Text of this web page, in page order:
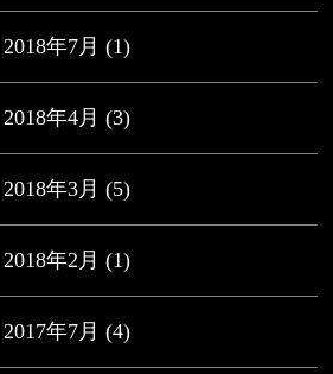
2018年7月 (1)
2018年4月 (3)
2018年3月 (5)
2018年2月 (1)
2017年7月 (4)